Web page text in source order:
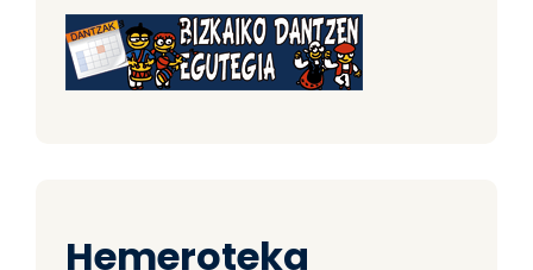
Hemeroteka